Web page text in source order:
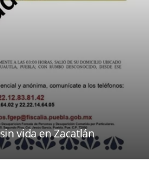
vida en Zacatlán